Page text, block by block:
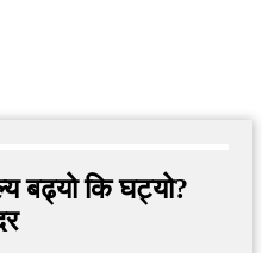
बढ्यो कि घट्यो?